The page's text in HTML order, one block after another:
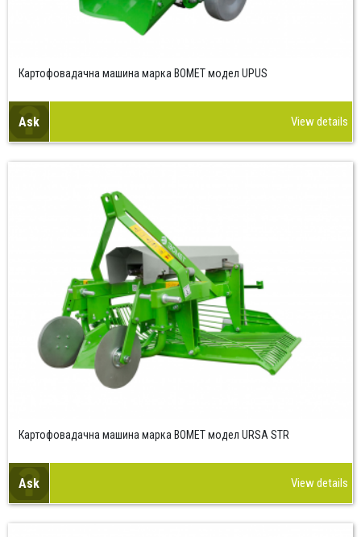
Картофовадачна машина марка BOMET модел UPUS
Ask View details
Картофовадачна машина марка BOMET модел URSA STR
Ask View details